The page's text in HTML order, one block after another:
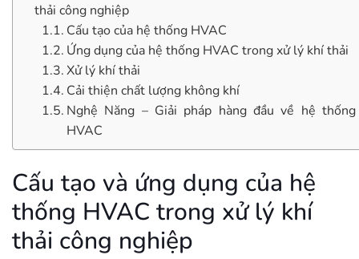
thải công nghiệp
Cấu tạo của hệ thống HVAC
Ứng dụng của hệ thống HVAC trong xử lý khí thải
Xử lý khí thải
Cải thiện chất lượng không khí
Nghệ Năng – Giải pháp hàng đầu về hệ thống
HVAC
Cấu tạo và ứng dụng của hệ
thống HVAC trong xử lý khí
thải công nghiệp